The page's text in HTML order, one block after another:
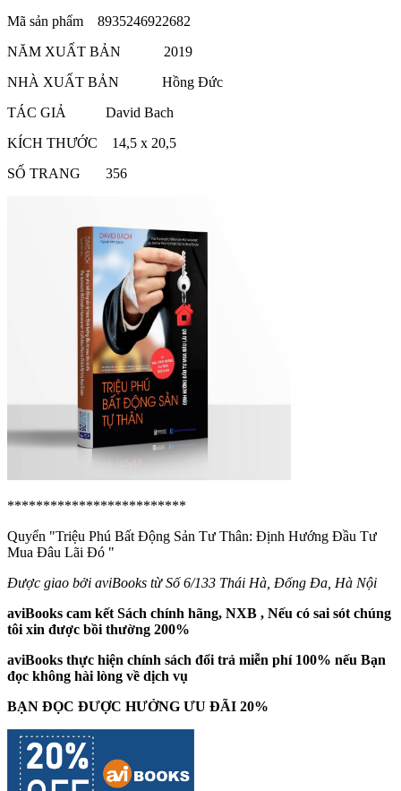
Mã sản phẩm 8935246922682
NĂM XUẤT BẢN 2019
NHÀ XUẤT BẢN Hồng Đức
TÁC GIẢ David Bach
KÍCH THƯỚC 14,5 x 20,5
SỐ TRANG 356
*************************
Quyển "Triệu Phú Bất Động Sản Tư Thân: Định Hướng Đầu Tư
Mua Đâu Lãi Đó "
Được giao bởi aviBooks từ Số 6/133 Thái Hà, Đống Đa, Hà Nội
aviBooks cam kết Sách chính hãng, NXB , Nếu có sai sót chúng
tôi xin được bồi thường 200%
aviBooks thực hiện chính sách đổi trả miễn phí 100% nếu Bạn
đọc không hài lòng về dịch vụ
BẠN ĐỌC ĐƯỢC HƯỞNG ƯU ĐÃI 20%